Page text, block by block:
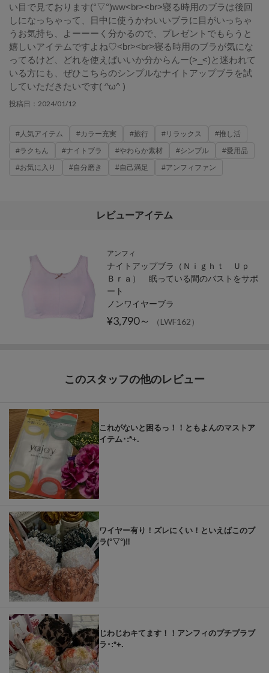
い目で見ております(°▽°)ww<br><br>寝る時用のブラは後回
しになっちゃって、日中に使うかわいいブラに目がいっちゃ
うお気持ち、よーーーく分かるので、プレゼントでもらうと
嬉しいアイテムですよね♡<br><br>寝る時用のブラが気にな
ってるけど、どれを使えばいいか分からんー(>_<)と迷われて
いる方にも、ぜひこちらのシンプルなナイトアップブラを試
していただきたいです( ^ω^ )
投稿日： 2024/01/12
#人気アイテム #カラー充実 #旅行 #リラックス
#推し活
#ラクちん
#ナイトブラ #やわらか素材 #シンプル
#愛用品
#お気に入り
#自分磨き #自己満足 #アンフィファン
レビューアイテム
アンフィ
ナイトアップブラ（Ｎｉｇｈｔ Ｕｐ
Ｂｒａ） 眠っている間のバストをサポ
ート
ノンワイヤーブラ
¥3,790～ （LWF162）
このスタッフの他のレビュー
これがないと困るっ！！ともよんのマストア
イテム･:*+.
ワイヤー有り！ズレにくい！といえばこのブ
ラ(°▽°)‼︎
じわじわキてます！！アンフィのプチプラブ
ラ･:*+.